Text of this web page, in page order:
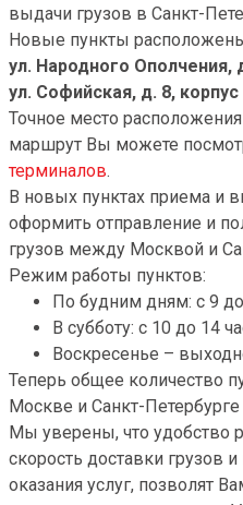
выдачи грузов в Санкт-
Новые пункты
ул. Народного Ополчения,
ул. Софийская, д. 8, корпус
Точное место
маршрут Вы можете
терминалов.
В новых пунктах приема и
оформить отправление и
грузов между Москвой и
Режим работы пунктов:
По будним дням: с 9
В субботу: с 10 до 14
Воскресенье –
Теперь общее количество
Москве и Санкт-Петербурге
Мы уверены, что удобство
скорость доставки грузов
оказания услуг, позволят